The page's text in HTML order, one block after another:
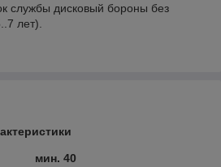
службы дисковый бороны без
лет).
мин. 40